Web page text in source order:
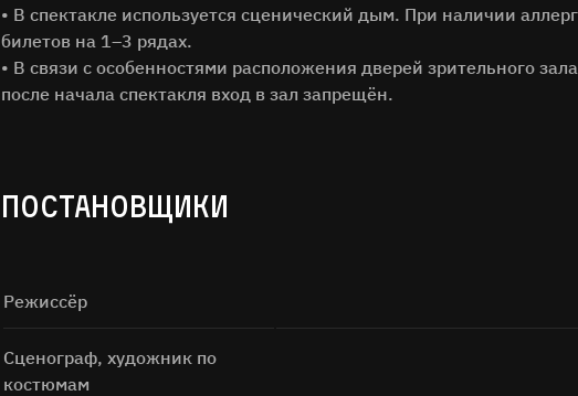
• В спектакле используется сценический дым. При наличии
билетов на 1–3 рядах.
• В связи с особенностями расположения дверей зрительного
после начала спектакля вход в зал запрещён.
ПОСТАНОВЩИКИ
Режиссёр
Сценограф, художник по
костюмам
Имя Фамилия